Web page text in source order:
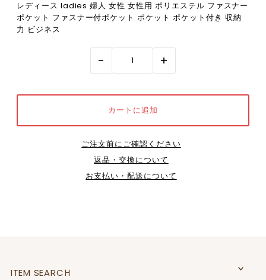
レディース ladies 婦人 女性 女性用 ポリエステル ファスナー
ポケット ファスナー付ポケット ポケット ポケット付き 収納
力 ビジネス
- +
ご注文前にご確認ください
返品・交換について
お支払い・配送について
ITEM SEARCＨ